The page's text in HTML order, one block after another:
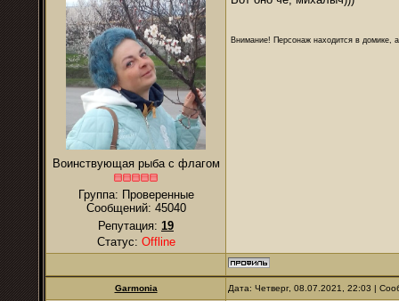
Воинствующая рыба с флагом
Группа: Проверенные
Сообщений: 45040
Репутация: 19
Статус: Offline
Внимание! Персонаж находится в домике,
Garmonia Дата: Четверг, 08.07.2021, 22:03 |